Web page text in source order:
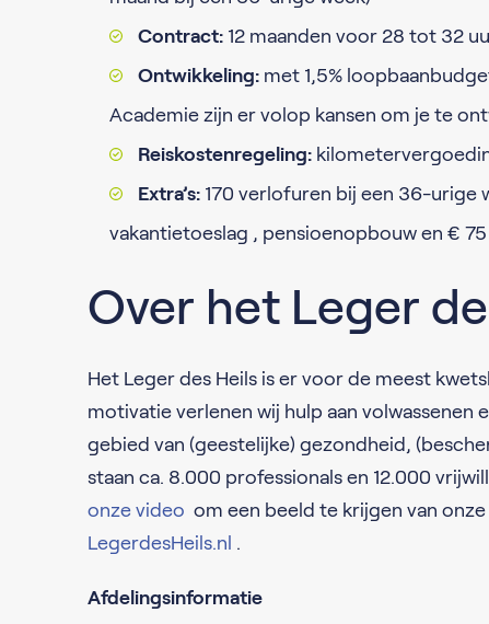
Contract: 12 maanden voor 28 tot 32
Ontwikkeling: met 1,5%
Academie zijn er volop kansen om je te
Reiskostenregeling:
Extra’s: 170 verlofuren bij een 36-urige
vakantietoeslag , pensioenopbouw en €
Over het Leger
Het Leger des Heils is er voor de meest
motivatie verlenen wij hulp aan
gebied van (geestelijke) gezondheid,
staan ca. 8.000 professionals en 12.000
onze video om een beeld te krijgen van
LegerdesHeils.nl .
Afdelingsinformatie